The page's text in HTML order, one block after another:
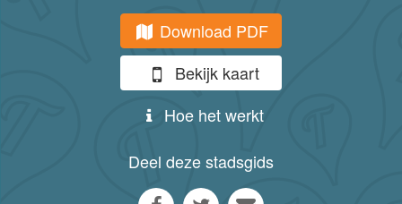
Download PDF
Bekijk kaart
Hoe het werkt
Deel deze stadsgids